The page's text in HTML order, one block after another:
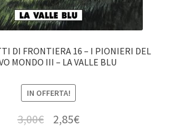
DI FRONTIERA 16 – I PIONIERI DEL
MONDO III – LA VALLE BLU
IN OFFERTA!
3,00€ 2,85€